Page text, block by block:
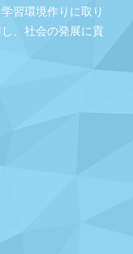
習環境作りに取り
、社会の発展に貢